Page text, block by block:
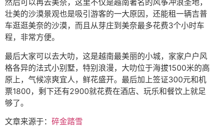
然后可以再去美奈，这里不仅是越南著名的风筝冲浪圣地，
壮美的沙漠景观也是吸引游客的一大原因，还能租一辆吉普
车逛逛美奈的沙漠，而且从芽庄到美奈最多花费3个小时车
程，非常方便。
最后大家可以去大叻，这是越南最美丽的小城，家家户户风
格各异的法式小别墅，特别浪漫，大叻位于海拔1500米的高
原上，气候凉爽宜人，鲜花盛开。最后加上签证300元和机
票1800，剩下还有2900就花费在酒店、玩乐和餐饮上就足
够了。
文章来源于： 碎金踏雪